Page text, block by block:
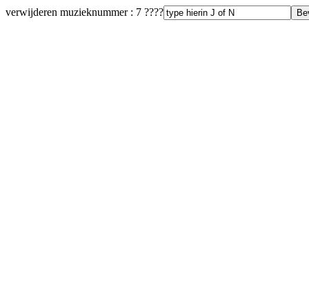
verwijderen muzieknummer : 7 ????